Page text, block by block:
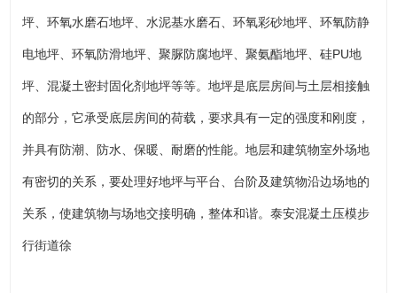
坪、环氧水磨石地坪、水泥基水磨石、环氧彩砂地坪、环氧防静
电地坪、环氧防滑地坪、聚脲防腐地坪、聚氨酯地坪、硅PU地
坪、混凝土密封固化剂地坪等等。地坪是底层房间与土层相接触
的部分，它承受底层房间的荷载，要求具有一定的强度和刚度，
并具有防潮、防水、保暖、耐磨的性能。地层和建筑物室外场地
有密切的关系，要处理好地坪与平台、台阶及建筑物沿边场地的
关系，使建筑物与场地交接明确，整体和谐。泰安混凝土压模步
行街道徐